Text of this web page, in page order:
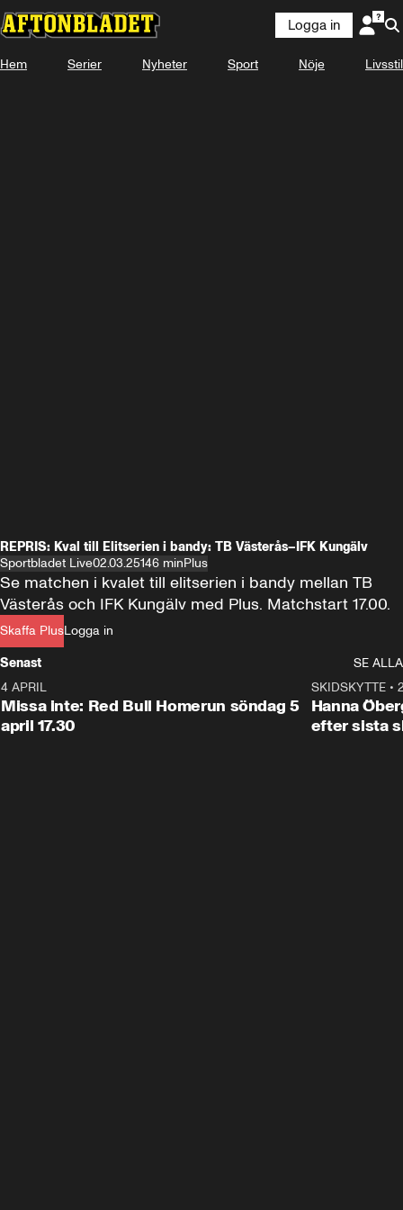
Logga in
Hem Serier Nyheter Sport Nöje Livsstil
REPRIS: Kval till Elitserien i bandy: TB Västerås–IFK Kungälv
Sportbladet Live02.03.25146 minPlus
Skaffa PlusLogga in
Se matchen i kvalet till elitserien i bandy mellan TB
Västerås och IFK Kungälv med Plus. Matchstart 17.00.
Senast
SE ALLA
4 APRIL
Missa inte: Red Bull Homerun söndag 5
april 17.30
SKIDSKYTTE•
Hanna
efter sista